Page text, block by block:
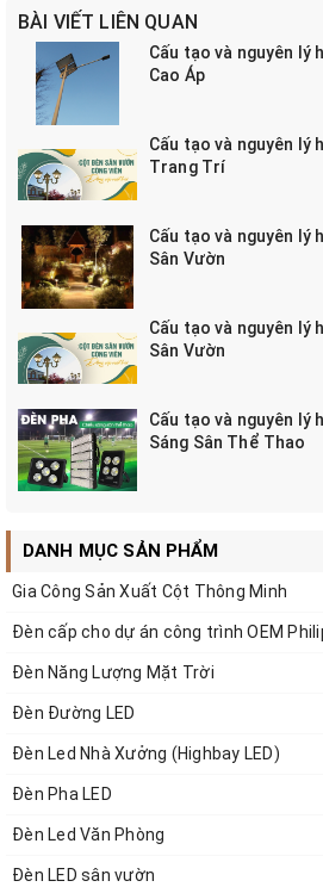
BÀI VIẾT LIÊN QUAN
Cấu tạo và nguyên lý
Cao Áp
Cấu tạo và nguyên lý
Trang Trí
Cấu tạo và nguyên lý
Sân Vườn
Cấu tạo và nguyên lý
Sân Vườn
Cấu tạo và nguyên lý
Sáng Sân Thể Thao
DANH MỤC SẢN PHẨM
Gia Công Sản Xuất Cột Thông Minh
Đèn cấp cho dự án công trình OEM
Đèn Năng Lượng Mặt Trời
Đèn Đường LED
Đèn Led Nhà Xưởng (Highbay LED)
Đèn Pha LED
Đèn Led Văn Phòng
Đèn LED sân vườn